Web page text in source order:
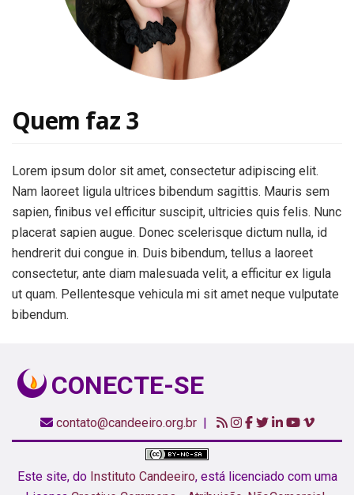
Quem faz 3
Lorem ipsum dolor sit amet, consectetur adipiscing elit.
Nam laoreet ligula ultrices bibendum sagittis. Mauris sem
sapien, finibus vel efficitur suscipit, ultricies quis felis. Nunc
placerat sapien augue. Donec scelerisque dictum nulla, id
hendrerit dui congue in. Duis bibendum, tellus a laoreet
consectetur, ante diam malesuada velit, a efficitur ex ligula
ut quam. Pellentesque vehicula mi sit amet neque vulputate
bibendum.
CONECTE-SE
contato@candeeiro.org.br|
Este site,do Instituto Candeeiro, está licenciado com uma